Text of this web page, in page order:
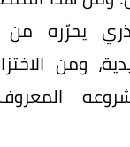
يحرّره من
ومن